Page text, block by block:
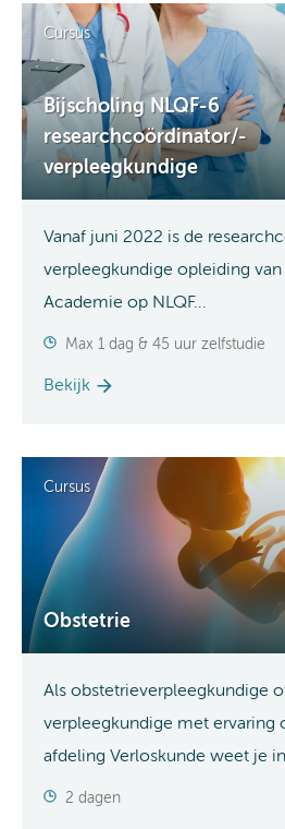
Cursus
Bijscholing NLQF-6
researchcoördinator/-
verpleegkundige
Vanaf juni 2022 is de
verpleegkundige opleiding
Academie op NLQF...
Max 1 dag & 45 uur zelfstudie
Bekijk
Cursus
Obstetrie
Als obstetrieverpleegkundige
verpleegkundige met ervaring
afdeling Verloskunde weet je
2 dagen